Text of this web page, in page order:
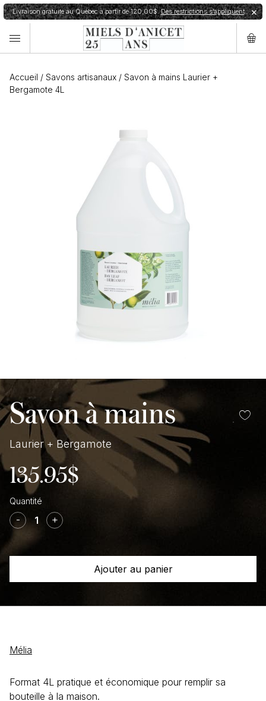
✕
Livraison gratuite au Québec à partir de 120,00$.Des restrictions s’appliquent
Accueil / Savons artisanaux / Savon à mains Laurier +
Bergamote 4L
Savon à mains
Laurier + Bergamote
135.95$
de
Savon
mains
+
- +
Ajouter au panier
Mélia
Format 4L pratique et économique pour remplir sa
bouteille à la maison.